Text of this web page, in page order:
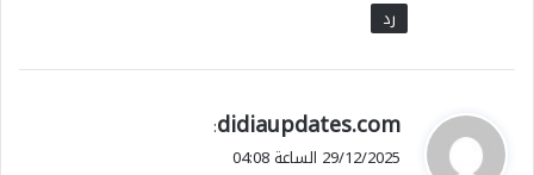
رد
ي
ق
didiaupdates.com
:
29/12/2025 الساعة 04:08